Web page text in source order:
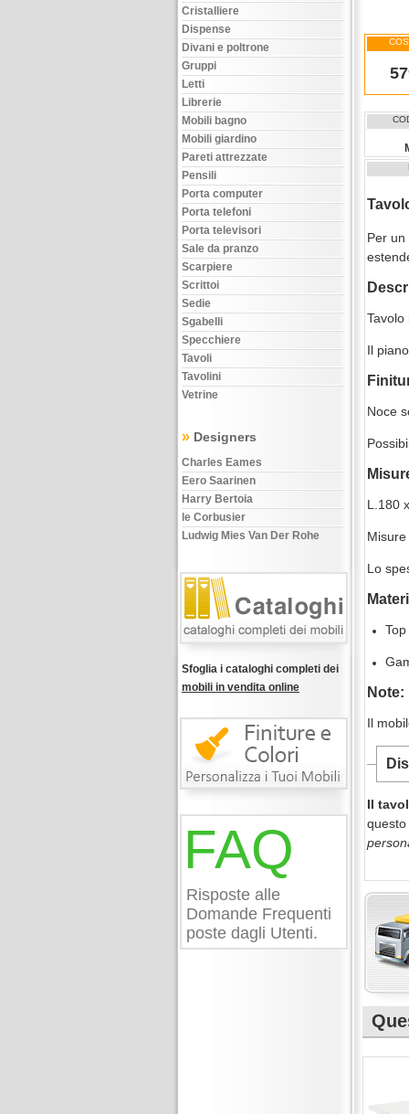
Cristalliere
Dispense
Divani e poltrone
Gruppi
Letti
Librerie
Mobili bagno
Mobili giardino
Pareti attrezzate
Pensili
Porta computer
Porta telefoni
Porta televisori
Sale da pranzo
Scarpiere
Scrittoi
Sedie
Sgabelli
Specchiere
Tavoli
Tavolini
Vetrine
» Designers
Charles Eames
Eero Saarinen
Harry Bertoia
le Corbusier
Ludwig Mies Van Der Rohe
Sfoglia i cataloghi completi dei
mobili in vendita online
FAQ
Risposte alle
Domande Frequenti
poste dagli Utenti.
Per
Il
Noce
L.180
Lo
Note:
Il
Il